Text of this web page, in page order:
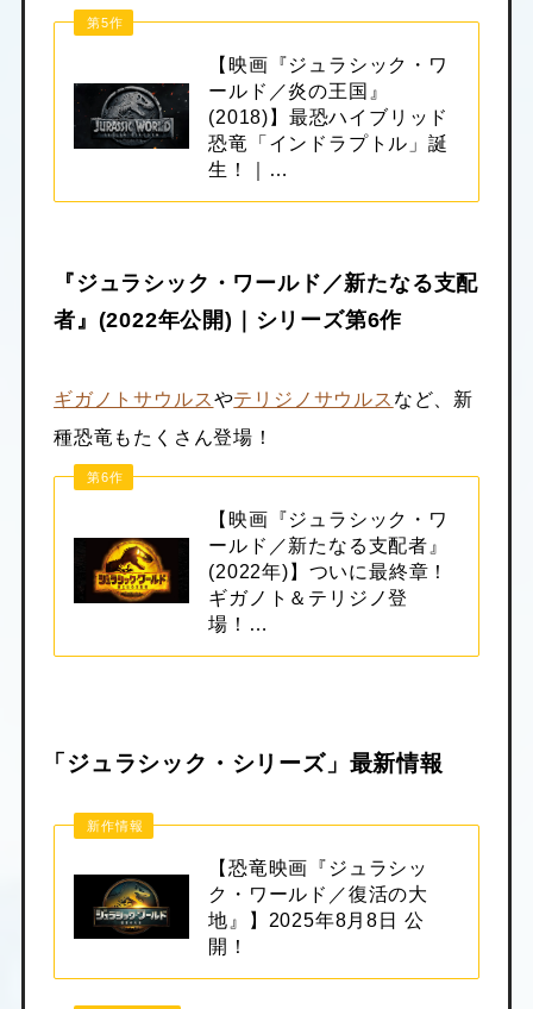
第5作
【映画『ジュラシック・ワ
ールド／炎の王国』
(2018)】最恐ハイブリッド
恐竜「インドラプトル」誕
生！｜…
『ジュラシック・ワールド／新たなる支配
者』(2022年公開)｜シリーズ第6作
ギガノトサウルスやテリジノサウルス など、新
種恐竜もたくさん登場！
第6作
【映画『ジュラシック・ワ
ールド／新たなる支配者』
(2022年)】ついに最終章！
ギガノト＆テリジノ登
場！…
「ジュラシック・シリーズ」最新情報
新作情報
【恐竜映画『ジュラシッ
ク・ワールド／復活の大
地』】2025年8月8日 公
開！